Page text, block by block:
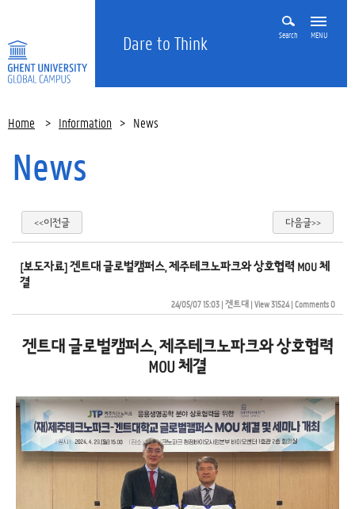
Dare to Think Search MENU
Home > Information > News
News
<<이전글 다음글>>
[보도자료] 겐트대 글로벌캠퍼스, 제주테크노파크와 상호협력 MOU 체
결
24/05/07 15:03| 겐트대| View 31524| Comments 0
겐트대 글로벌캠퍼스, 제주테크노파크와 상호협력
MOU 체결